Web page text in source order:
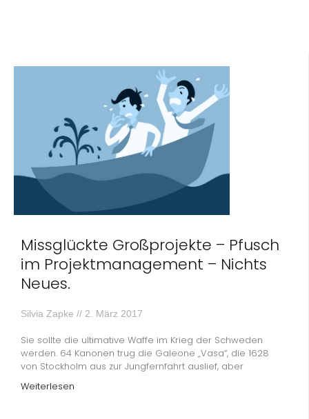
Missglückte Großprojekte – Pfusch
im Projektmanagement – Nichts
Neues.
Silvia Zapke 2. März 2017
Sie sollte die ultimative Waffe im Krieg der Schweden
werden. 64 Kanonen trug die Galeone „Vasa“, die 1628
von Stockholm aus zur Jungfernfahrt auslief, aber
Weiterlesen